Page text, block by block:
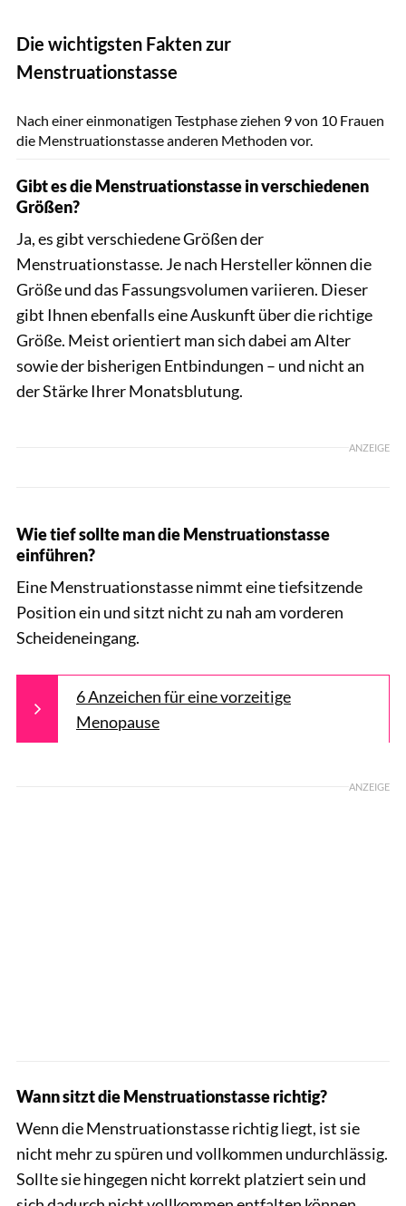
Die wichtigsten Fakten zur
Menstruationstasse
Nach einer einmonatigen Testphase ziehen 9 von 10 Frauen
die Menstruationstasse anderen Methoden vor.
Gibt es die Menstruationstasse in verschiedenen
Größen?
Ja, es gibt verschiedene Größen der
Menstruationstasse. Je nach Hersteller können die
Größe und das Fassungsvolumen variieren. Dieser
gibt Ihnen ebenfalls eine Auskunft über die richtige
Größe. Meist orientiert man sich dabei am Alter
sowie der bisherigen Entbindungen – und nicht an
der Stärke Ihrer Monatsblutung.
ANZEIGE
Wie tief sollte man die Menstruationstasse
einführen?
Eine Menstruationstasse nimmt eine tiefsitzende
Position ein und sitzt nicht zu nah am vorderen
Scheideneingang.
6 Anzeichen für eine vorzeitige
Menopause
ANZEIGE
Wann sitzt die Menstruationstasse richtig?
Wenn die Menstruationstasse richtig liegt, ist sie
nicht mehr zu spüren und vollkommen undurchlässig.
Sollte sie hingegen nicht korrekt platziert sein und